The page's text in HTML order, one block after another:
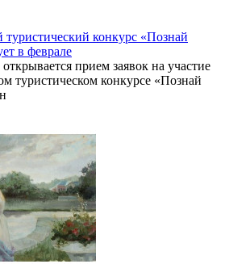
конкурс «Познай
в феврале
прием заявок на участие
туристическом конкурсе «Познай